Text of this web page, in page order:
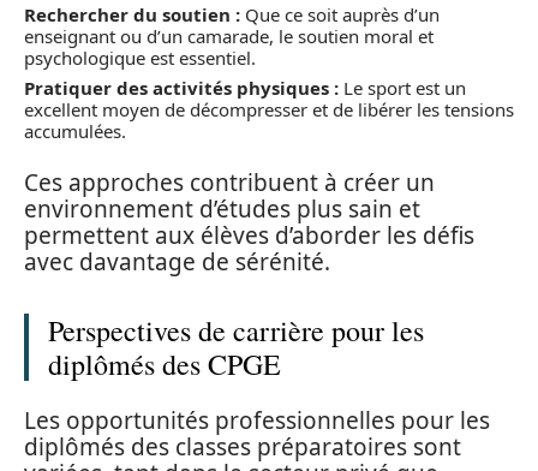
Rechercher du soutien : Que ce soit auprès d’un
enseignant ou d’un camarade, le soutien moral et
psychologique est essentiel.
Pratiquer des activités physiques : Le sport est un
excellent moyen de décompresser et de libérer les tensions
accumulées.
Ces approches contribuent à créer un
environnement d’études plus sain et
permettent aux élèves d’aborder les défis
avec davantage de sérénité.
Perspectives de carrière pour les
diplômés des CPGE
Les opportunités professionnelles pour les
diplômés des classes préparatoires sont